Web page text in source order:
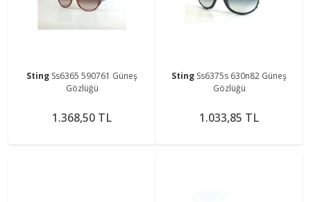
Sting Ss6365 590761 Güneş
Gözlüğü
1.368,50 TL
Sting Ss6375s 630n82 Güneş
Gözlüğü
1.033,85 TL